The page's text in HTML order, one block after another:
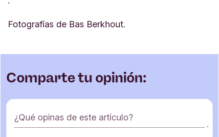
Fotografías de Bas Berkhout.
Comparte tu opinión:
F
o
¿Qué opinas de este artículo?